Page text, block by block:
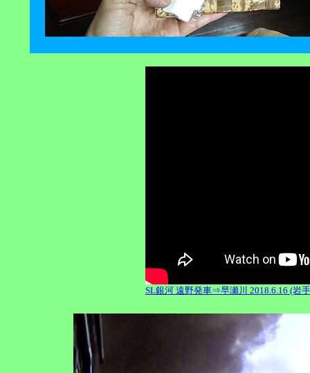
SL銀河 遠野発車⇒早瀬川 2018.6.16 (岩